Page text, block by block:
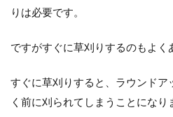
りは必要です。
ですがすぐに草刈りするのもよく
すぐに草刈りすると、ラウンドア
く前に刈られてしまうことになり